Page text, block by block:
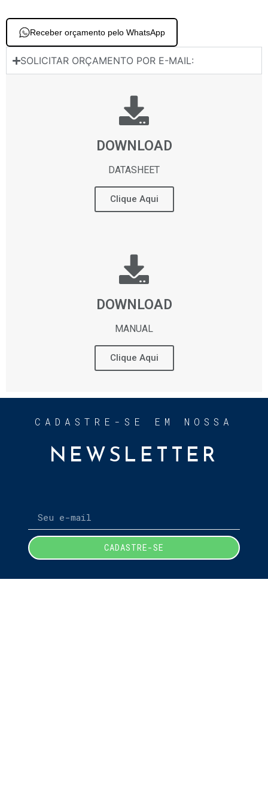
Receber orçamento pelo WhatsApp
SOLICITAR ORÇAMENTO POR E-MAIL:
DOWNLOAD
DATASHEET
Clique Aqui
DOWNLOAD
MANUAL
Clique Aqui
CADASTRE-SE EM NOSSA
NEWSLETTER
CADASTRE-SE